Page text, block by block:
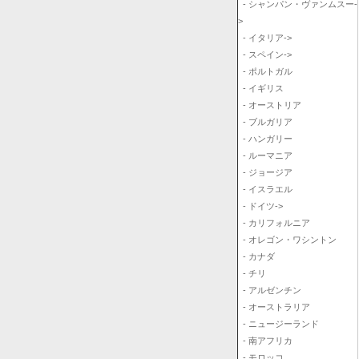
- シャンパン・ヴァンムスー-
>
- イタリア->
- スペイン->
- ポルトガル
- イギリス
- オーストリア
- ブルガリア
- ハンガリー
- ルーマニア
- ジョージア
- イスラエル
- ドイツ->
- カリフォルニア
- オレゴン・ワシントン
- カナダ
- チリ
- アルゼンチン
- オーストラリア
- ニュージーランド
- 南アフリカ